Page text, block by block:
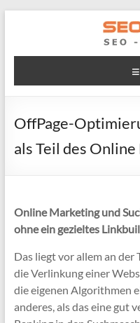
OffPage-
als Teil des
Online Marketing und
ohne ein gezieltes
Das liegt vor allem an der
die Verlinkung einer
die eigenen Algorithmen
anderes, als das eine gut